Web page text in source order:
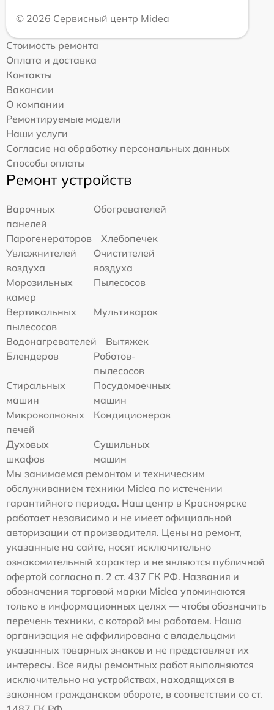
© 2026 Сервисный центр Midea
Стоимость ремонта
Оплата и доставка
Контакты
Вакансии
О компании
Ремонтируемые модели
Наши услуги
Согласие на обработку персональных данных
Способы оплаты
Ремонт устройств
Варочных
панелей
Обогревателей
Парогенераторов
Хлебопечек
Увлажнителей
воздуха
Очистителей
воздуха
Морозильных
камер
Пылесосов
Вертикальных
пылесосов
Мультиварок
Водонагревателей
Вытяжек
Блендеров
Роботов-
пылесосов
Стиральных
машин
Посудомоечных
машин
Микроволновых
печей
Кондиционеров
Духовых
шкафов
Сушильных
машин
Мы занимаемся ремонтом и техническим
обслуживанием техники Midea по истечении
гарантийного периода. Наш центр в Красноярске
работает независимо и не имеет официальной
авторизации от производителя. Цены на ремонт,
указанные на сайте, носят исключительно
ознакомительный характер и не являются публичной
офертой согласно п. 2 ст. 437 ГК РФ. Названия и
обозначения торговой марки Midea упоминаются
только в информационных целях — чтобы обозначить
перечень техники, с которой мы работаем. Наша
организация не аффилирована с владельцами
указанных товарных знаков и не представляет их
интересы. Все виды ремонтных работ выполняются
исключительно на устройствах, находящихся в
законном гражданском обороте, в соответствии со ст.